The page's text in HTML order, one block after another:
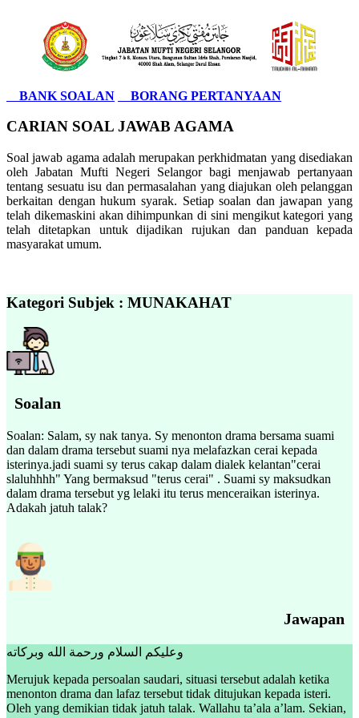
BANK SOALAN BORANG PERTANYAAN
CARIAN SOAL JAWAB AGAMA
Soal jawab agama adalah merupakan perkhidmatan yang disediakan
oleh Jabatan Mufti Negeri Selangor bagi menjawab pertanyaan
tentang sesuatu isu dan permasalahan yang diajukan oleh pelanggan
berkaitan dengan hukum syarak. Setiap soalan dan jawapan yang
telah dikemaskini akan dihimpunkan di sini mengikut kategori yang
telah ditetapkan untuk dijadikan rujukan dan panduan kepada
masyarakat umum.
Kategori Subjek : MUNAKAHAT
Soalan
Soalan: Salam, sy nak tanya. Sy menonton drama bersama suami
dan dalam drama tersebut suami nya melafazkan cerai kepada
isterinya.jadi suami sy terus cakap dalam dialek kelantan"cerai
slaluhhhh" Yang bermaksud "terus cerai" . Suami sy maksudkan
dalam drama tersebut yg lelaki itu terus menceraikan isterinya.
Adakah jatuh talak?
Jawapan
وعليكم السلام ورحمة الله وبركاته
Merujuk kepada persoalan saudari, situasi tersebut adalah ketika
menonton drama dan lafaz tersebut tidak ditujukan kepada isteri.
Oleh yang demikian tidak jatuh talak. Wallahu ta’ala a’lam. Sekian,